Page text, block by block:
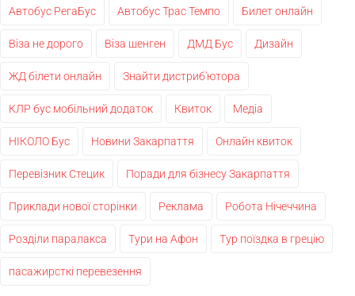
Автобус РегаБус Автобус Трас Темпо Билет онлайн
Віза не дорого Віза шенген ДМД Бус Дизайн
ЖД білети онлайн Знайти дистриб'ютора
КЛР бус мобільний додаток Квиток Медіа
НІКОЛО Бус Новини Закарпаття Онлайн квиток
Перевізник Стецик Поради для бізнесу Закарпаття
Приклади нової сторінки Реклама Робота Нічеччина
Розділи паралакса Тури на Афон Тур поїздка в грецію
пасажирсткі перевезення